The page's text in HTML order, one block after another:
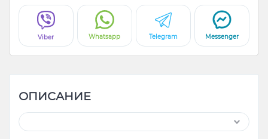
Viber Whatsapp Telegram Messenger
ОПИСАНИЕ